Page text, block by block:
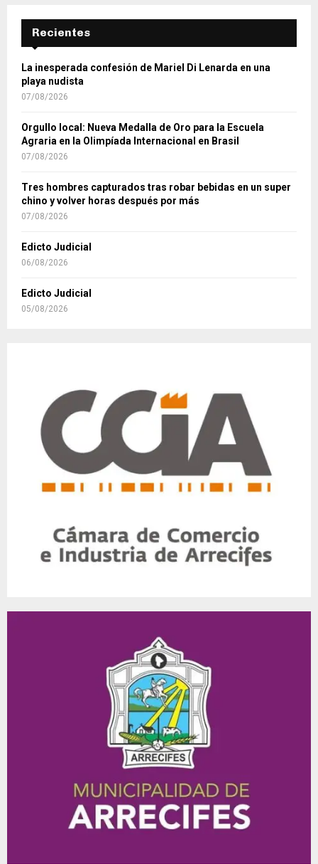
Recientes
La inesperada confesión de Mariel Di Lenarda en una
playa nudista
07/08/2026
Orgullo local: Nueva Medalla de Oro para la Escuela
Agraria en la Olimpíada Internacional en Brasil
07/08/2026
Tres hombres capturados tras robar bebidas en un super
chino y volver horas después por más
07/08/2026
Edicto Judicial
06/08/2026
Edicto Judicial
05/08/2026